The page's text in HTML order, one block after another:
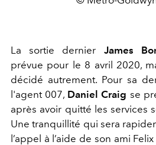
La sortie dernier James
prévue pour le 8 avril 2020,
décidé autrement. Pour sa
l'agent 007, Daniel Craig se
après avoir quitté les services
Une tranquillité qui sera
l’appel à l’aide de son ami